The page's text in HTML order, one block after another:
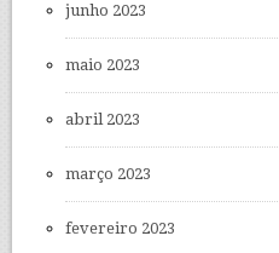
junho 2023
maio 2023
abril 2023
março 2023
fevereiro 2023